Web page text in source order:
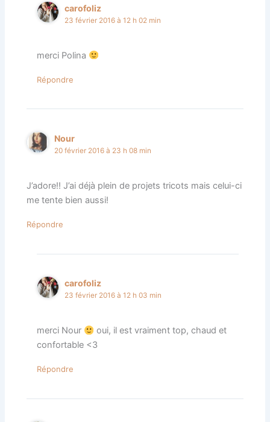
carofoliz
23 février 2016 à 12 h 02 min
merci Polina
Répondre
Nour
20 février 2016 à 23 h 08 min
J’adore!! J’ai déjà plein de projets tricots mais celui-ci
me tente bien aussi!
Répondre
carofoliz
23 février 2016 à 12 h 03 min
merci Nour
oui, il est vraiment top, chaud et
confortable <3
Répondre